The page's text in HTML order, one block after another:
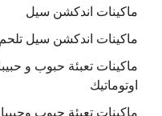
ماكينات اندكشن سيل
ماكينات اندكشن سيل تلحم
ماكينات تعبئة حبوب و
اوتوماتيك
ماكينات تعبئة حبوب